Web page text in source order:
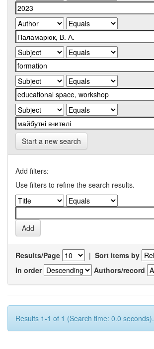
Start a new search
Add filters:
Use filters to refine the search results.
Results/Page | Sort items by
In order
Authors/record
Results 1-1 of 1 (Search time: 0.0 seconds).